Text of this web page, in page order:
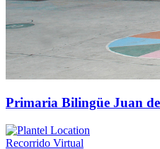
Primaria Bilingüe Juan
Recorrido Virtual